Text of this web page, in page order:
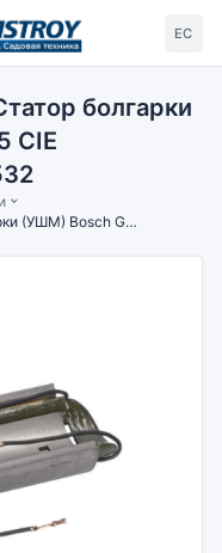
ЕС
болгарки
CIE
(3601G960R0) 1604220532